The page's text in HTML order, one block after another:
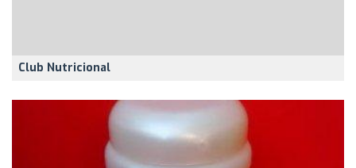
Club Nutricional